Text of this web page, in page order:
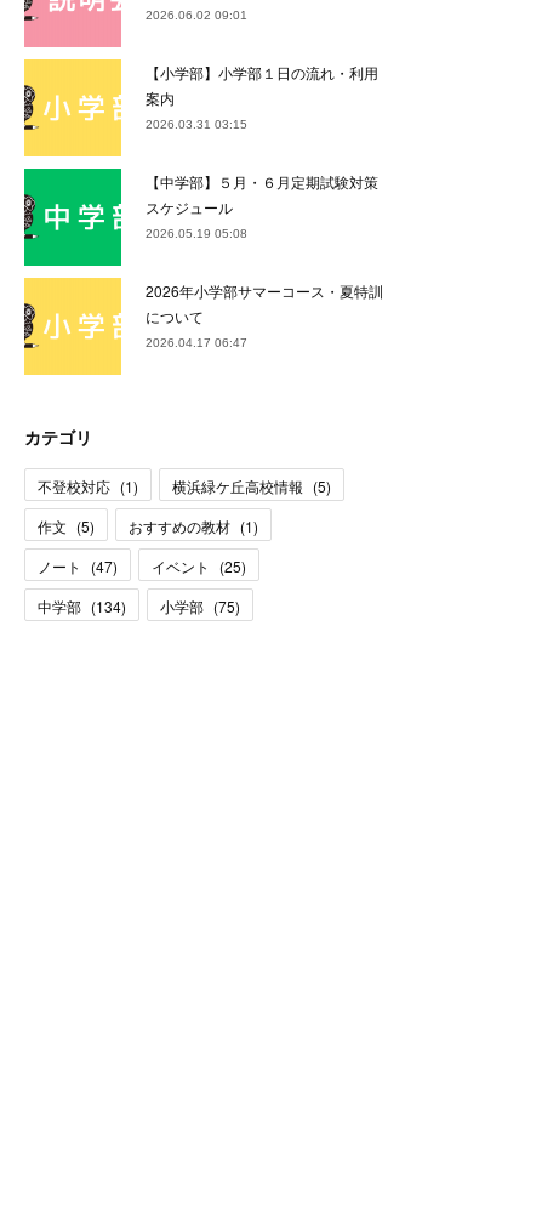
2026.06.02 09:01
【小学部】小学部１日の流れ・利用
案内
2026.03.31 03:15
【中学部】５月・６月定期試験対策
スケジュール
2026.05.19 05:08
2026年小学部サマーコース・夏特訓
について
2026.04.17 06:47
カテゴリ
不登校対応 (1) 横浜緑ケ丘高校情報 (5)
作文 (5) おすすめの教材 (1)
ノート
(47) イベント (25)
中学部 (134) 小学部 (75)